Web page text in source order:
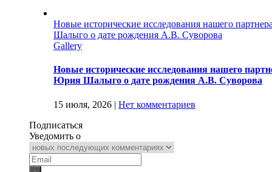
Новые исторические исследования нашего
Шалыго о дате рождения А.В. Суворова
Gallery
Новые исторические исследования нашего
Юрия Шалыго о дате рождения А.В. Суворова
15 июля, 2026 | Нет комментариев
Подписаться
Уведомить о